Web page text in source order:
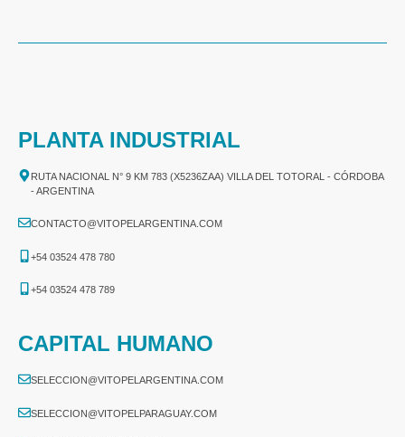
PLANTA INDUSTRIAL
RUTA NACIONAL N° 9 KM 783 (X5236ZAA) VILLA DEL TOTORAL - CÓRDOBA
- ARGENTINA
CONTACTO@VITOPELARGENTINA.COM
+54 03524 478 780​
+54 03524 478 789​
CAPITAL HUMANO
SELECCION@VITOPELARGENTINA.COM
SELECCION@VITOPELPARAGUAY.COM